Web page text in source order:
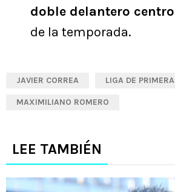
doble delantero centro
de la temporada.
JAVIER CORREA LIGA DE PRIMERA
MAXIMILIANO ROMERO
LEE TAMBIÉN